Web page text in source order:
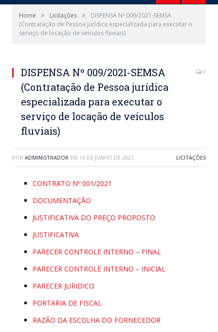
Home » Licitações »
DISPENSA Nº 009/2021-SEMSA
(Contratação de Pessoa jurídica especializada para executar o
serviço de locação de veículos fluviais)
DISPENSA Nº 009/2021-SEMSA
(Contratação de Pessoa jurídica
especializada para executar o
serviço de locação de veículos
fluviais)
0
POR ADMINISTRADOR EM 16 DE JUNHO DE 2021 LICITAÇÕES
CONTRATO Nº 001/2021
DOCUMENTAÇÃO
JUSTIFICATIVA DO PREÇO PROPOSTO
JUSTIFICATIVA
PARECER CONTROLE INTERNO – FINAL
PARECER CONTROLE INTERNO – INICIAL
PARECER JURIDICO
PORTARIA DE FISCAL
RAZÃO DA ESCOLHA DO FORNECEDOR